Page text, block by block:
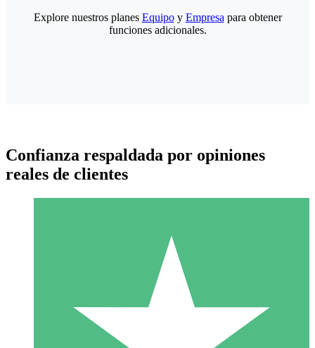
Paquetes de Créditos Individuales
Paga según el uso con créditos de descarga. Sin compromiso
Explore nuestros planes Equipoy Empresa para obtener
funciones adicionales.
Confianza respaldada por opiniones
reales de clientes